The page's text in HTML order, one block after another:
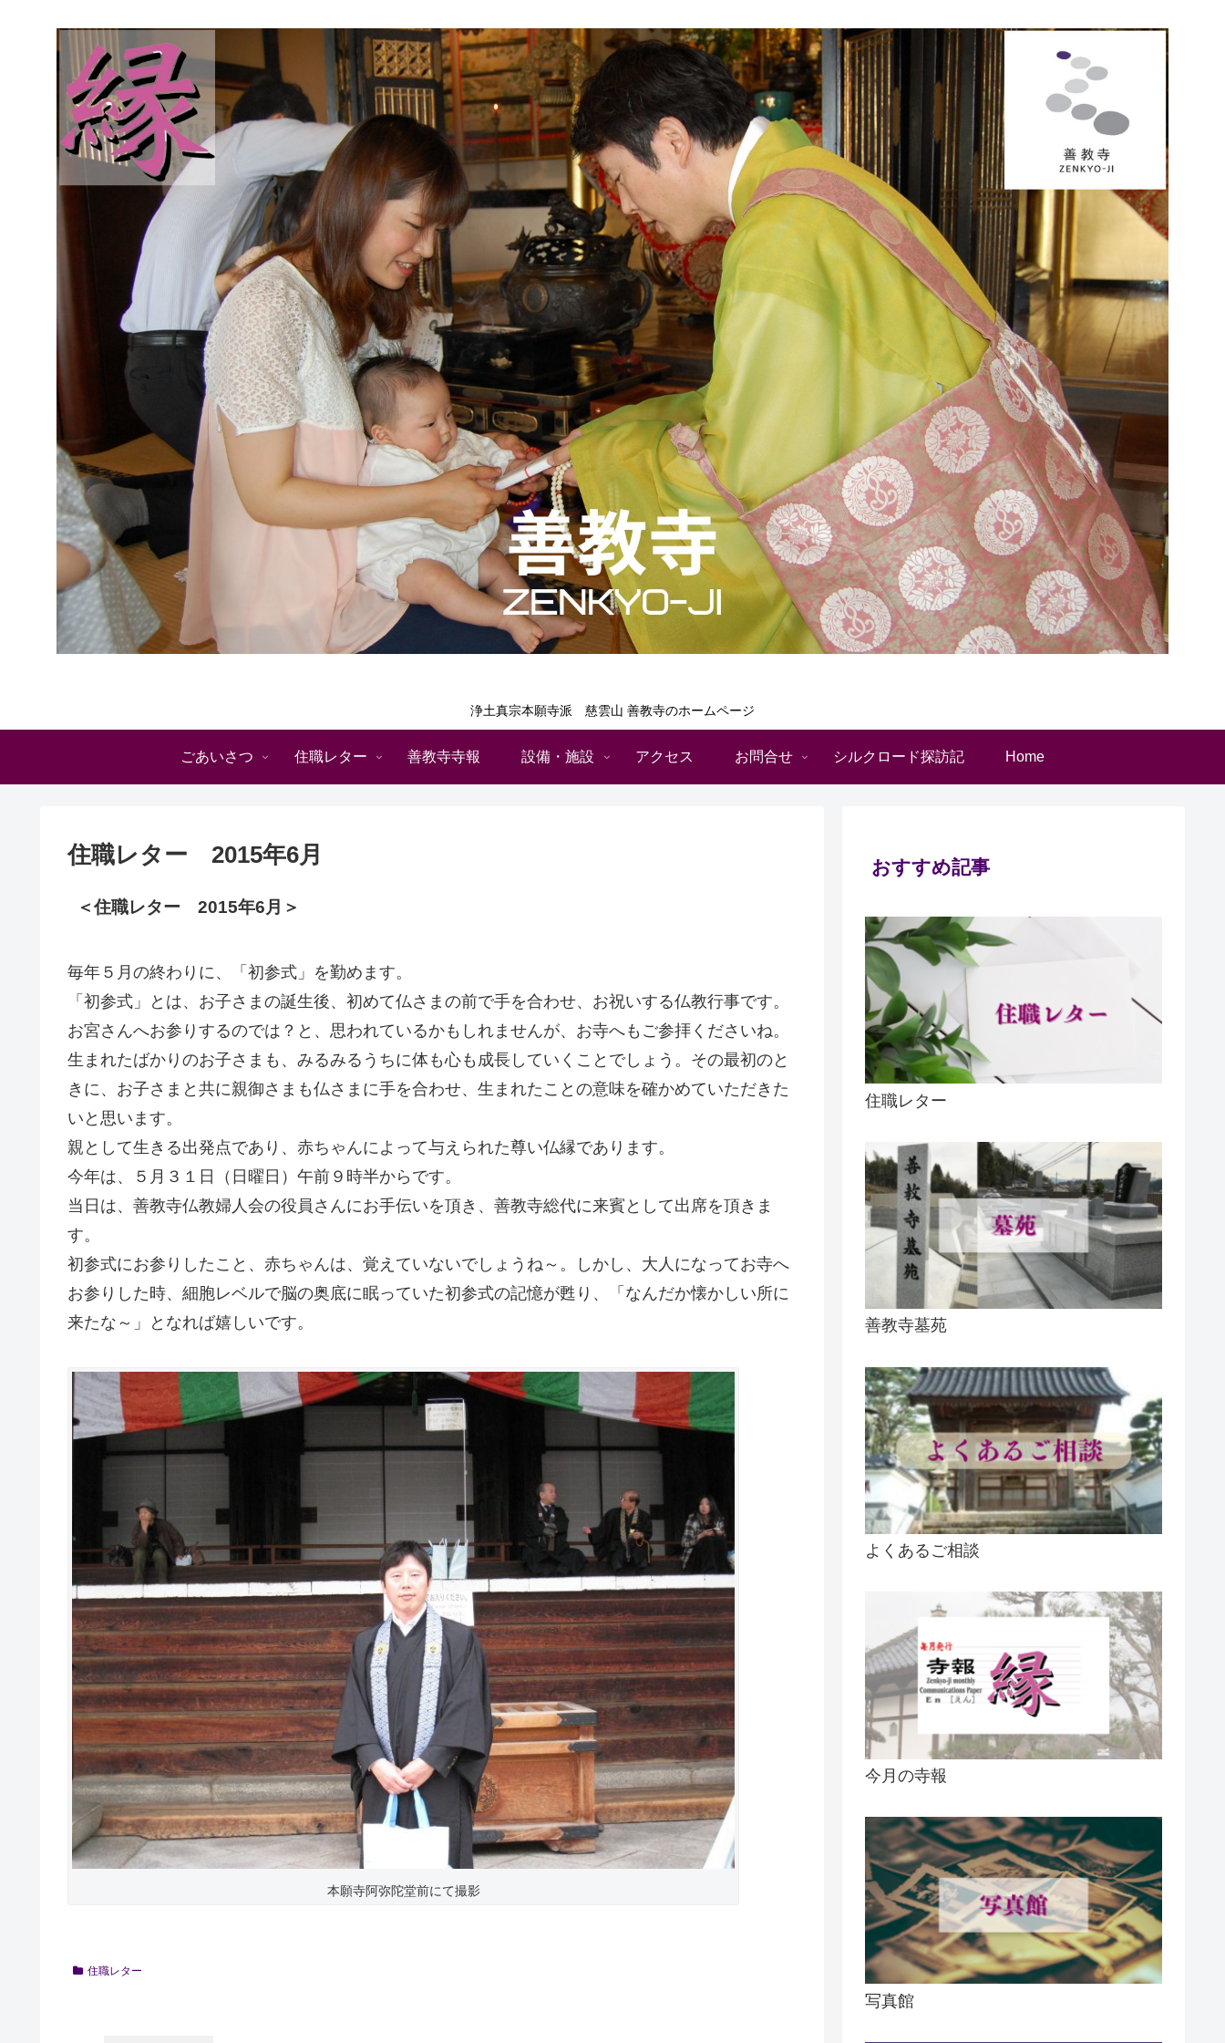
浄土真宗本願寺派 慈雲山 善教寺のホームページ
ごあいさつ 住職レター 善教寺寺報 設備・施設 アクセス お問合せ シルクロード探訪記 Home
住職レター 2015年6月
＜住職レター 2015年6月＞
毎年５月の終わりに、「初参式」を勤めます。
「初参式」とは、お子さまの誕生後、初めて仏さまの前で手を合わせ、お祝いする仏教行事です。
お宮さんへお参りするのでは？と、思われているかもしれませんが、お寺へもご参拝くださいね。
生まれたばかりのお子さまも、みるみるうちに体も心も成長していくことでしょう。その最初のと
きに、お子さまと共に親御さまも仏さまに手を合わせ、生まれたことの意味を確かめていただきた
いと思います。
親として生きる出発点であり、赤ちゃんによって与えられた尊い仏縁であります。
今年は、５月３１日（日曜日）午前９時半からです。
当日は、善教寺仏教婦人会の役員さんにお手伝いを頂き、善教寺総代に来賓として出席を頂きま
す。
初参式にお参りしたこと、赤ちゃんは、覚えていないでしょうね～。しかし、大人になってお寺へ
お参りした時、細胞レベルで脳の奥底に眠っていた初参式の記憶が甦り、「なんだか懐かしい所に
来たな～」となれば嬉しいです。
本願寺阿弥陀堂前にて撮影
住職レター
おすすめ記事
住職レター
善教寺墓苑
よくあるご相談
今月の寺報
写真館